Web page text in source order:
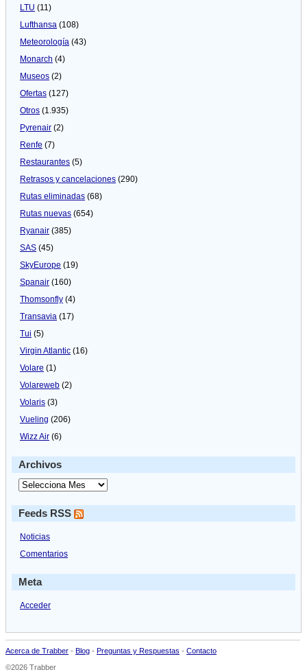
LTU (11)
Lufthansa (108)
Meteorologí­a (43)
Monarch (4)
Museos (2)
Ofertas (127)
Otros (1.935)
Pyrenair (2)
Renfe (7)
Restaurantes (5)
Retrasos y cancelaciones (290)
Rutas eliminadas (68)
Rutas nuevas (654)
Ryanair (385)
SAS (45)
SkyEurope (19)
Spanair (160)
Thomsonfly (4)
Transavia (17)
Tui (5)
Virgin Atlantic (16)
Volare (1)
Volareweb (2)
Volaris (3)
Vueling (206)
Wizz Air (6)
Archivos
Feeds RSS
Noticias
Comentarios
Meta
Acceder
Acerca de Trabber - Blog - Preguntas y Respuestas - Contacto
©2026 Trabber